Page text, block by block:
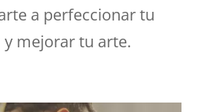
a perfeccionar tu
y mejorar tu arte.